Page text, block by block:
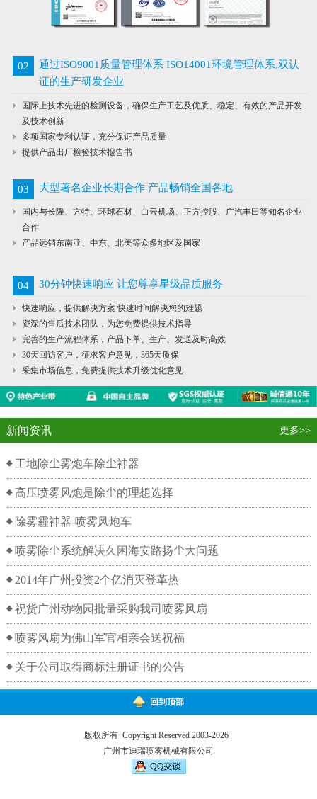
02
通过ISO9001质量管理体系 ISO14001环境管理体系,双认
证的生产研发企业
国际上技术先进的检测设备，确保生产工艺及优质、稳定、有效的产品开发
及技术创新
多项国家专利认证，充分保证产品质量
提供产品出厂检验技术报告书
03 大型著名企业长期合作 产品畅销全国各地
国内与长隆、方特、环球石材、白云机场、正方控股、广汽丰田等知名企业
合作
产品远销东南亚、中东、北美等众多地区及国家
04 30分钟快速响应 让您尊享星级品质服务
快速响应，提供解决方案 快速时间解决您的难题
资深的售后技术团队，为您免费提供技术指导
完善的生产流程体系，产品下单、生产、发送及时高效
30天回访客户，征求客户意见，365天质保
采集市场信息，免费提供技术升级优化意见
新闻资讯 更多>>
工地除尘雾炮车除尘神器
高压喷雾风炮是除尘的理想选择
除雾霾神器-喷雾风炮车
喷雾除尘系统解决久困海安路扬尘大问题
2014年广州投资2个亿消灭登革热
祝货广州动物园批量采购我司喷雾风扇
喷雾风扇为佛山军官相亲会送祝福
关于公司取得商标注册证书的公告
回到顶部
版权所有 Copyright Reserved 2003-2026
广州市迪瑞喷雾机械有限公司